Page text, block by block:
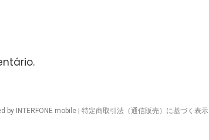
by INTERFONE mobile | 特定商取引法（通信販売）に基づく表示